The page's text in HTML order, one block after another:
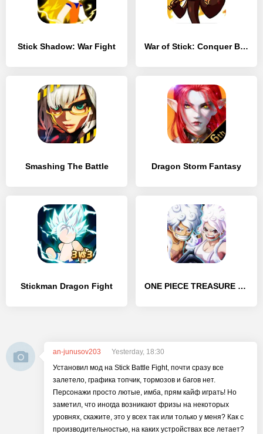
Stick Shadow: War Fight War of Stick: Conquer Battle
Smashing The Battle Dragon Storm Fantasy
Stickman Dragon Fight ONE PIECE TREASURE CRUISE
an-junusov203
Yesterday, 18:30
Установил мод на Stick Battle Fight, почти сразу все
залетело, графика топчик, тормозов и багов нет.
Персонажи просто лютые, имба, прям кайф играть! Но
заметил, что иногда возникают фризы на некоторых
уровнях, скажите, это у всех так или только у меня? Как с
производительностью, на каких устройствах все летает?